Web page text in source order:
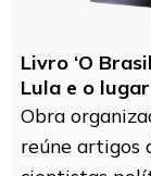
Livro ‘O
Lula e o
Obra
reúne artigos